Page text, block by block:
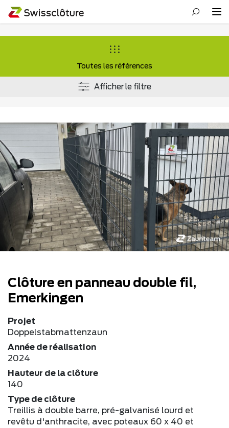
Toutes les références
Afficher le filtre
Clôture en panneau double fil,
Emerkingen
Projet
Doppelstabmattenzaun
Année de réalisation
2024
Hauteur de la clôture
140
Type de clôture
Treillis à double barre, pré-galvanisé lourd et
revêtu d'anthracite, avec poteaux 60 x 40 et